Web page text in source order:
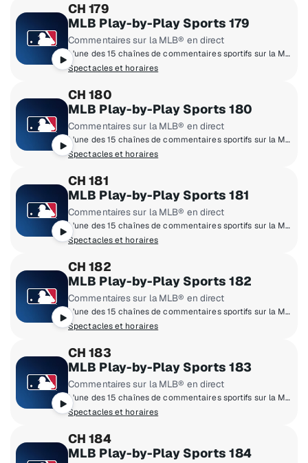
CH 179
MLB Play-by-Play Sports 179
Commentaires sur la MLB® en direct
L’une des 15 chaînes de commentaires sportifs sur la Major League of Baseball®
Spectacles et horaires
CH 180
MLB Play-by-Play Sports 180
Commentaires sur la MLB® en direct
L’une des 15 chaînes de commentaires sportifs sur la Major League of Baseball®
Spectacles et horaires
CH 181
MLB Play-by-Play Sports 181
Commentaires sur la MLB® en direct
L’une des 15 chaînes de commentaires sportifs sur la Major League of Baseball®
Spectacles et horaires
CH 182
MLB Play-by-Play Sports 182
Commentaires sur la MLB® en direct
L’une des 15 chaînes de commentaires sportifs sur la Major League of Baseball®
Spectacles et horaires
CH 183
MLB Play-by-Play Sports 183
Commentaires sur la MLB® en direct
L’une des 15 chaînes de commentaires sportifs sur la Major League of Baseball®
Spectacles et horaires
CH 184
MLB Play-by-Play Sports 184